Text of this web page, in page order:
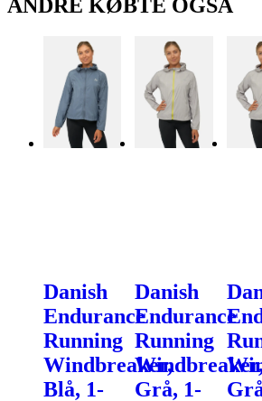
ANDRE KØBTE OGSÅ
Danish
Endurance
Running
Windbreaker,
Blå, 1-
Danish
Endurance
Running
Grå, 1-